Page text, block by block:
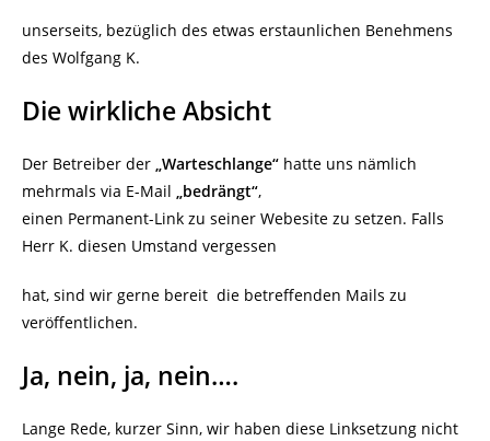
unserseits, bezüglich des etwas erstaunlichen Benehmens
des Wolfgang K.
Die wirkliche Absicht
Der Betreiber der „Warteschlange“ hatte uns nämlich
mehrmals via E-Mail „bedrängt“,
einen Permanent-Link zu seiner Webesite zu setzen. Falls
Herr K. diesen Umstand vergessen
hat, sind wir gerne bereit die betreffenden Mails zu
veröffentlichen.
Ja, nein, ja, nein….
Lange Rede, kurzer Sinn, wir haben diese Linksetzung nicht